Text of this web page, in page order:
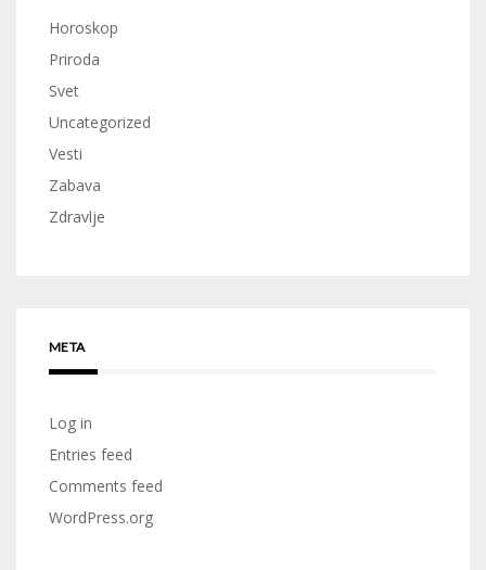
Horoskop
Priroda
Svet
Uncategorized
Vesti
Zabava
Zdravlje
META
Log in
Entries feed
Comments feed
WordPress.org